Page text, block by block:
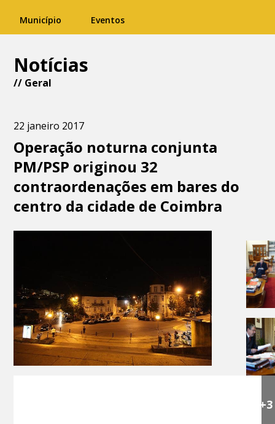
Município Eventos
Notícias
// Geral
22 janeiro 2017
Operação noturna conjunta
PM/PSP originou 32
contraordenações em bares do
centro da cidade de Coimbra
+3